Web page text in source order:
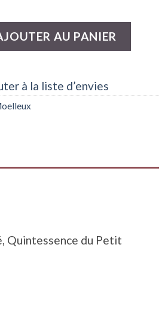
Cauhapé, Quintessence du Petit
AU PANIER
à la liste d’envies
Quintessence du Petit